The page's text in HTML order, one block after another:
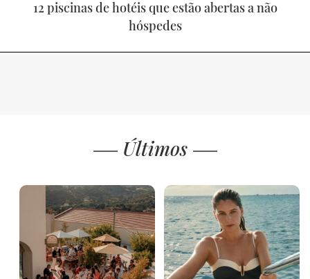
12 piscinas de hotéis que estão abertas a não
hóspedes
Últimos